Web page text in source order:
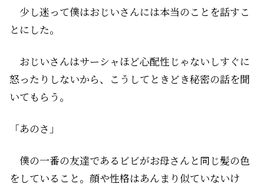
少し迷って僕はおじいさんには本当のことを話すこ
とにした。
おじいさんはサーシャほど心配性じゃないしすぐに
怒ったりしないから、こうしてときどき秘密の話を聞
いてもらう。
「あのさ」
僕の一番の友達であるビビがお母さんと同じ髪の色
をしていること。顔や性格はあんまり似ていないけ